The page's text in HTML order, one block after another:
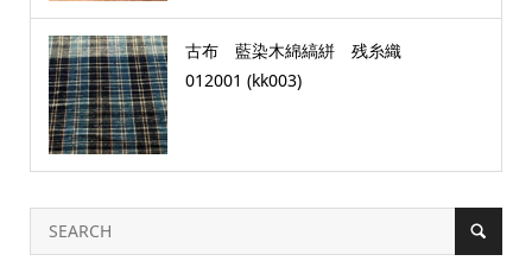
古布 藍染木綿縞絣 残糸織
012001 (kk003)